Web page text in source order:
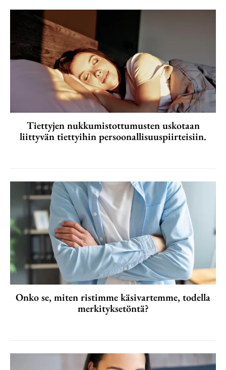
Tiettyjen nukkumistottumusten uskotaan
liittyvän tiettyihin persoonallisuuspiirteisiin.
Onko se, miten ristimme käsivartemme, todella
merkityksetöntä?